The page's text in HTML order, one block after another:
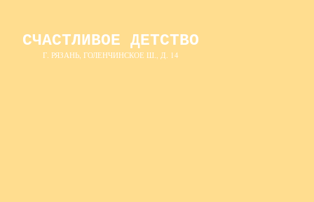
СЧАСТЛИВОЕ ДЕТСТВО
Г. РЯЗАНЬ, ГОЛЕНЧИНСКОЕ Ш., Д. 14